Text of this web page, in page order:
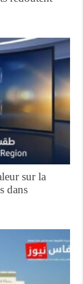
sur la
dans